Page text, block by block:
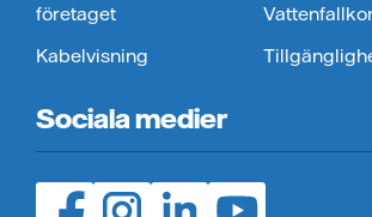
företaget
Kabelvisning
Sociala medier
Facebook (öppnas i ny flik)
Instagram (öppnas i ny
LinedIn (öppnas i